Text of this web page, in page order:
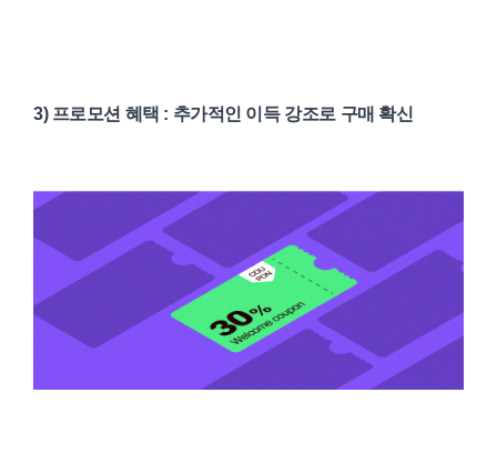
3) 프로모션 혜택 : 추가적인 이득 강조로 구매 확신